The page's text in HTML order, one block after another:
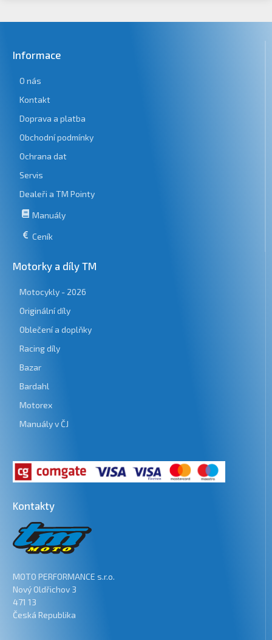
Informace
O nás
Kontakt
Doprava a platba
Obchodní podmínky
Ochrana dat
Servis
Dealeři a TM Pointy
Manuály
Ceník
Motorky a díly TM
Motocykly - 2026
Originální díly
Oblečení a doplňky
Racing díly
Bazar
Bardahl
Motorex
Manuály v ČJ
Kontakty
MOTO PERFORMANCE s.r.o.
Nový Oldřichov 3
471 13
Česká Republika